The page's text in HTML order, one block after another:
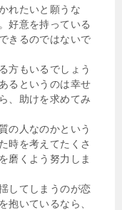
れたいと願うな
好意を持っている
きるのではないで
方もいるでしょう
るというのは幸せ
、助けを求めてみ
の人なのかという
時を考えてたくさ
磨くよう努力しま
してしまうのが恋
抱いているなら、